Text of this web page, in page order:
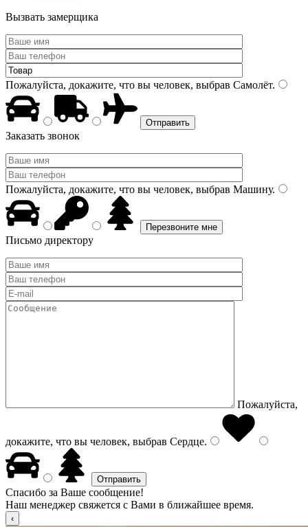
Вызвать замерщика
Пожалуйста, докажите, что вы человек, выбрав Самолёт.
Заказать звонок
Пожалуйста, докажите, что вы человек, выбрав Машину.
Письмо директору
Пожалуйста,
докажите, что вы человек, выбрав Сердце.
Спасибо за Ваше сообщение!
Наш менеджер свяжется с Вами в ближайшее время.